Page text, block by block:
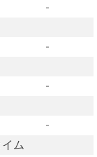
-
-
-
-
ム